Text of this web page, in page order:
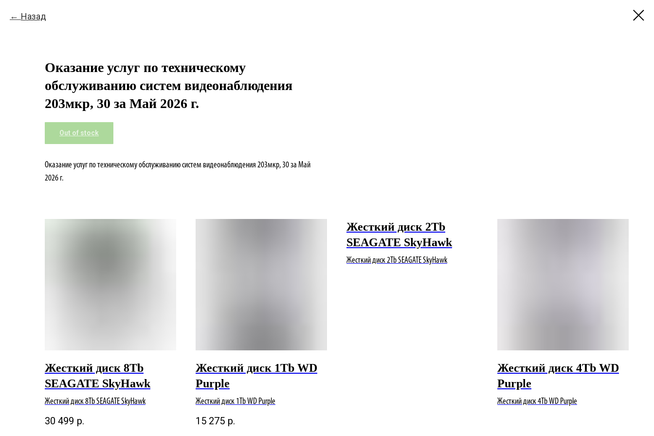
Назад
Оказание услуг по техническому
обслуживанию систем видеонаблюдения
203мкр, 30 за Май 2026 г.
Out of stock
Оказание услуг по техническому обслуживанию систем видеонаблюдения 203мкр, 30 за Май
2026 г.
Жесткий диск 8Tb
SEAGATE SkyHawk
Жесткий диск 8Tb SEAGATE SkyHawk
30 499 р.
Жесткий диск 1Tb WD
Purple
Жесткий диск 1Tb WD Purple
15 275 р.
Жесткий диск 2Tb
SEAGATE SkyHawk
Жесткий диск 2Tb SEAGATE SkyHawk
Жесткий диск 4Tb WD
Purple
Жесткий диск 4Tb WD Purple